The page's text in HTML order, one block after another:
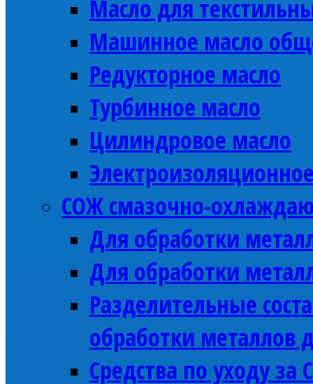
Масло для
Машинное масло
Редукторное масло
Турбинное масло
Цилиндровое масло
СОЖ смазочно-
Для обработки
Для обработки
Разделительные
обработки металлов
Средства по уходу за